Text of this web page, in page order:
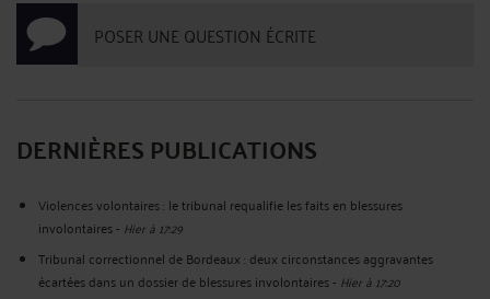
POSER UNE QUESTION ÉCRITE
DERNIÈRES PUBLICATIONS
Violences volontaires : le tribunal requalifie les faits en blessures
involontaires- Hier à 17:29
Tribunal correctionnel de Bordeaux : deux circonstances aggravantes
écartées dans un dossier de blessures involontaires- Hier à 17:20